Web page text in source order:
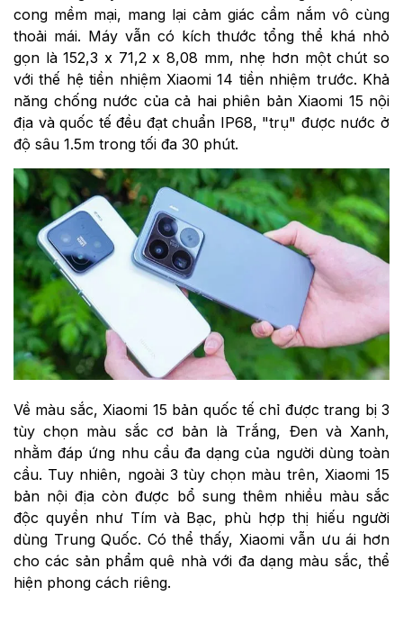
cong mềm mại, mang lại cảm giác cầm nắm vô cùng
thoải mái. Máy vẫn có kích thước tổng thể khá nhỏ
gọn là 152,3 x 71,2 x 8,08 mm, nhẹ hơn một chút so
với thế hệ tiền nhiệm Xiaomi 14 tiền nhiệm trước. Khả
năng chống nước của cả hai phiên bản Xiaomi 15 nội
địa và quốc tế đều đạt chuẩn IP68, "trụ" được nước ở
độ sâu 1.5m trong tối đa 30 phút.
Về màu sắc, Xiaomi 15 bản quốc tế chỉ được trang bị 3
tùy chọn màu sắc cơ bản là Trắng, Đen và Xanh,
nhằm đáp ứng nhu cầu đa dạng của người dùng toàn
cầu. Tuy nhiên, ngoài 3 tùy chọn màu trên, Xiaomi 15
bản nội địa còn được bổ sung thêm nhiều màu sắc
độc quyền như Tím và Bạc, phù hợp thị hiếu người
dùng Trung Quốc. Có thể thấy, Xiaomi vẫn ưu ái hơn
cho các sản phẩm quê nhà với đa dạng màu sắc, thể
hiện phong cách riêng.